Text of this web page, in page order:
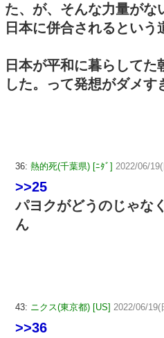
た、が、そんな力量がな
日本に併合されるという
日本が平和に暮らして
した。って発想がダメす
36: 熱的死(千葉県) [ﾆﾀﾞ] 2022/06/
>>25
パヨクがどうのじゃな
ん
43: ニクス(東京都) [US] 2022/06/19(
>>36